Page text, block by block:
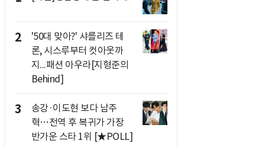
2
'50대 맞아?' 샤를리즈 테
론, 시스루부터 컷아웃까
지...패션 아우라[지형준의
Behind]
3
송강·이도현 보다 남주
혁…전역 후 복귀가 가장
반가운 스타 1위 [★POLL]